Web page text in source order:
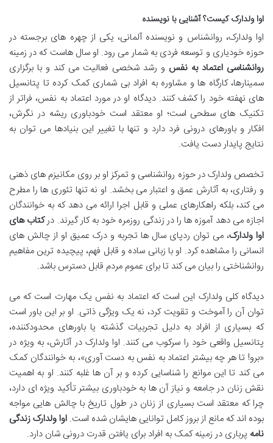
اوا ولدارک کیست؟ آشنایی با نویسنده
اوا ولدارک، روانشناس و نویسنده آلمانی، یکی از چهره های برجسته در
حوزه خودیاری و توسعه فردی به شمار می رود. او سال هاست که در زمینه
روانشناسی اعتماد به نفس و رشد شخصی فعالیت می کند و با برگزاری
سمینارها، کارگاه ها و مشاوره به افراد بی شماری کمک کرده تا پتانسیل
های نهفته خود را کشف کنند. دیدگاه او در مورد اعتماد به نفس، فراتر از
تکنیک های سطحی است؛ او معتقد است خودباوری ریشه در نگرش،
افکار و باورهای درونی فرد دارد و تنها با تغییر این بنیادها می توان به
نتایج پایدار دست یافت.
تخصص ولدارک در حوزه روانشناسی و تمرکز او بر روی مکانیزم های ذهنی
و رفتاری، به آثارش عمق و اعتبار می بخشد. او نه تنها تئوری ها را مطرح
می کند، بلکه راهکارهای عملی و قابل اجرا ارائه می دهد که به خوانندگان
اجازه می دهد آموزه ها را در زندگی روزمره خود به کار گیرند. درکتاب های
اوا ولدارک، می توان ردپای سال ها تجربه و درک عمیق او از چالش های
انسانی را مشاهده کرد. او با زبانی ساده و قابل فهم، پیچیده ترین مفاهیم
روانشناختی را بیان می کند تا برای عموم مردم قابل دسترس باشد.
دیدگاه کلی ولدارک این است که اعتماد به نفس یک مهارت است که می
توان آن را آموخت و تقویت کرد، نه یک ویژگی ذاتی. او بر این باور است
که بسیاری از افراد به دلیل تجربیات گذشته یا باورهای محدودکننده،
پتانسیل واقعی خود را سرکوب می کنند. اوا ولدارک در آثارش، به ویژه در
«برو! تا هر چه بیشتر اعتماد به نفس به دست آوری»، به خوانندگان کمک
می کند تا این موانع را شناسایی کرده و بر آن ها غلبه کنند. او به اهمیت
نقش زنان در جامعه و نیاز آن ها به خودباوری بیشتر تأکید ویژه ای دارد،
چرا که معتقد است بسیاری از زنان در طول تاریخ با چالش هایی مواجه
بوده اند که مانع از بروز کامل توانایی هایشان شده است. اوا ولدارک زندگی
نامه پرباری در زمینه کمک به افراد برای یافتن قدرت درونی شان دارد.